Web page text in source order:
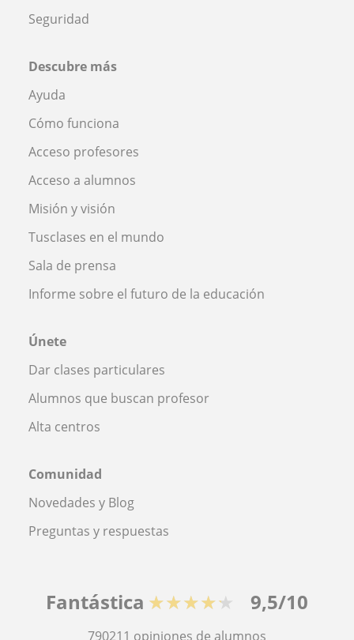
Seguridad
Descubre más
Ayuda
Cómo funciona
Acceso profesores
Acceso a alumnos
Misión y visión
Tusclases en el mundo
Sala de prensa
Informe sobre el futuro de la educación
Únete
Dar clases particulares
Alumnos que buscan profesor
Alta centros
Comunidad
Novedades y Blog
Preguntas y respuestas
Fantástica ★★★★★ 9,5/10
790211 opiniones de alumnos